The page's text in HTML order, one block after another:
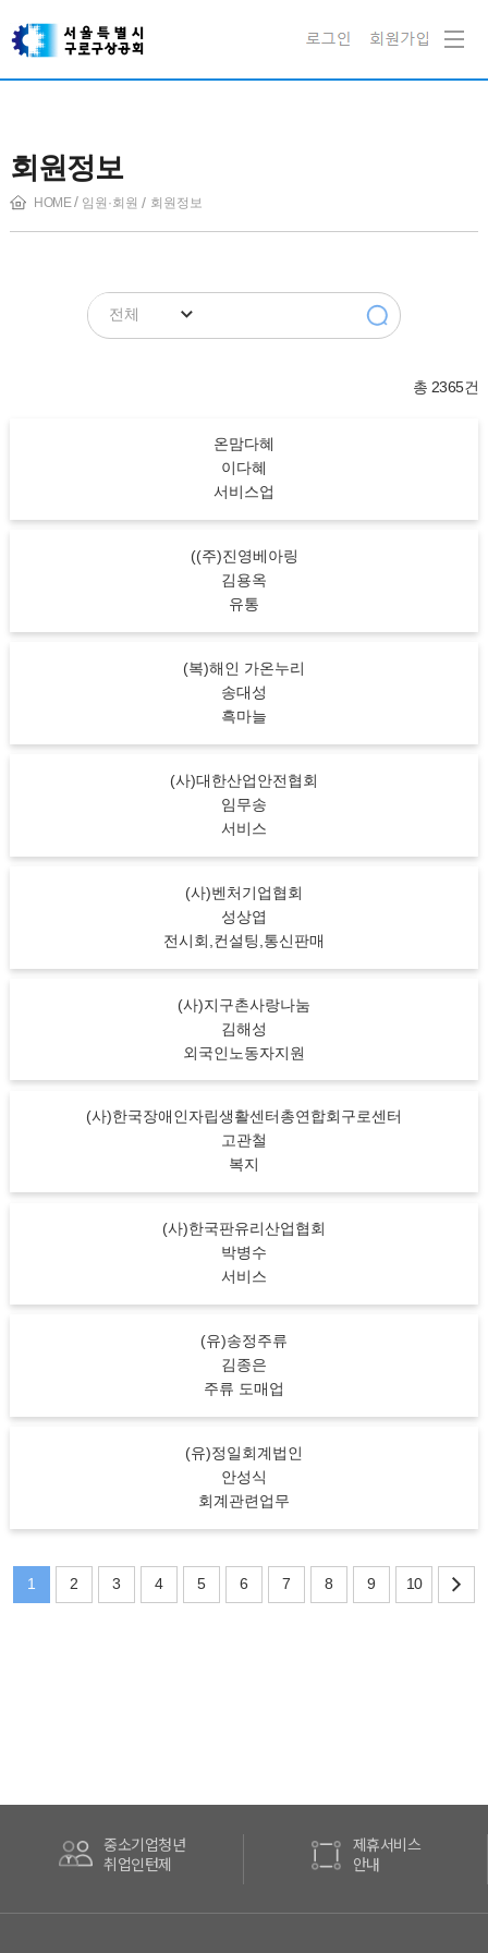
회원정보
HOME 임원·회원 회원정보
전체
총 2365건
온맘다혜
이다혜
서비스업
((주)진영베아링
김용옥
유통
(복)해인 가온누리
송대성
흑마늘
(사)대한산업안전협회
임무송
서비스
(사)벤처기업협회
성상엽
전시회,컨설팅,통신판매
(사)지구촌사랑나눔
김해성
외국인노동자지원
(사)한국장애인자립생활센터총연합회구로센터
고관철
복지
(사)한국판유리산업협회
박병수
서비스
(유)송정주류
김종은
주류 도매업
(유)정일회계법인
안성식
회계관련업무
1 2 3 4 5 6 7 8 9 10
중소기업청년
취업인턴제
제휴서비스
안내